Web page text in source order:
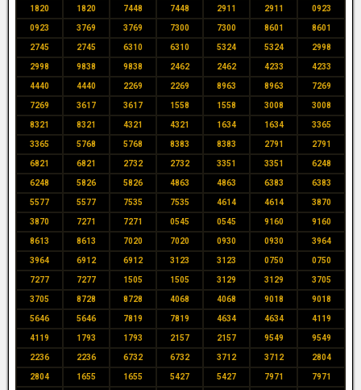
1820 1820 7448 7448 2911 2911 0923
0923 3769 3769 7300 7300 8601 8601
2745 2745 6310 6310 5324 5324 2998
2998 9838 9838 2462 2462 4233 4233
4440 4440 2269 2269 8963 8963 7269
7269 3617 3617 1558 1558 3008 3008
8321 8321 4321 4321 1634 1634 3365
3365 5768 5768 8383 8383 2791 2791
6821 6821 2732 2732 3351 3351 6248
6248 5826 5826 4863 4863 6383 6383
5577 5577 7535 7535 4614 4614 3870
3870 7271 7271 0545 0545 9160 9160
8613 8613 7020 7020 0930 0930 3964
3964 6912 6912 3123 3123 0750 0750
7277 7277 1505 1505 3129 3129 3705
3705 8728 8728 4068 4068 9018 9018
5646 5646 7819 7819 4634 4634 4119
4119 1793 1793 2157 2157 9549 9549
2236 2236 6732 6732 3712 3712 2804
2804 1655 1655 5427 5427 7971 7971